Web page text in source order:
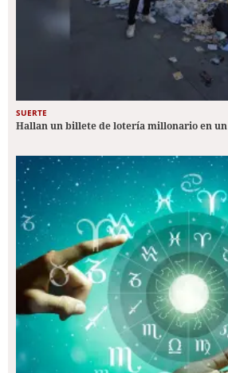
SUERTE
Hallan un billete de lotería millonario en